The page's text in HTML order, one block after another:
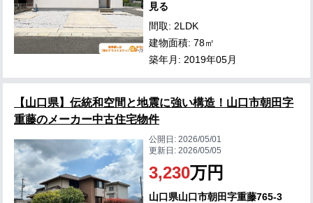
見る
間取: 2LDK
建物面積: 78㎡
築年月: 2019年05月
【山口県】伝統和空間と地震に強い構造！山口市朝田字
重藤のメーカー中古住宅物件
公開日:2026/05/01
更新日:2026/05/05
3,230万円
山口県山口市朝田字重藤765‐3